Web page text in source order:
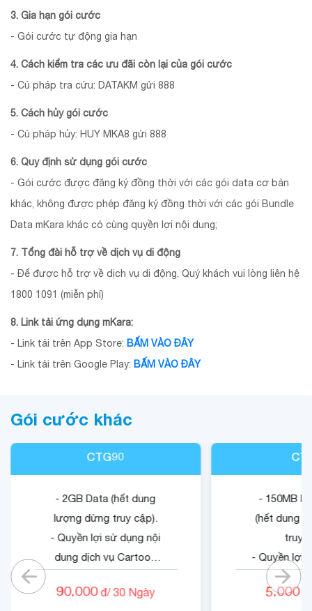
3. Gia hạn gói cước
- Gói cước tự động gia hạn
4. Cách kiểm tra các ưu đãi còn lại của gói cước
- Cú pháp tra cứu: DATAKM gửi 888
5. Cách hủy gói cước
- Cú pháp hủy: HUY MKA8 gửi 888
6. Quy định sử dụng gói cước
- Gói cước được đăng ký đồng thời với các gói data cơ bản
khác, không được phép đăng ký đồng thời với các gói Bundle
Data mKara khác có cùng quyền lợi nội dung;
7. Tổng đài hỗ trợ về dịch vụ di động
- Để được hỗ trợ về dịch vụ di động, Quý khách vui lòng liên hệ
1800 1091 (miễn phí)
8. Link tải ứng dụng mKara:
- Link tải trên App Store: BẤM VÀO ĐÂY
- Link tải trên Google Play: BẤM VÀO ĐÂY
Gói cước khác
CTG90
- 2GB Data (hết dung
lượng dừng truy cập).
- Quyền lợi sử dụng nội
dung dịch vụ Cartoon
90.000đ/ 30 Ngày
- 150MB
(hết dung
truy
- Quyền lợi
dung dịch
5.000đ/